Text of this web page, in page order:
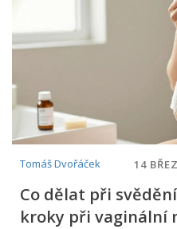
Tomáš Dvořáček 14
Co dělat při
kroky při vaginální